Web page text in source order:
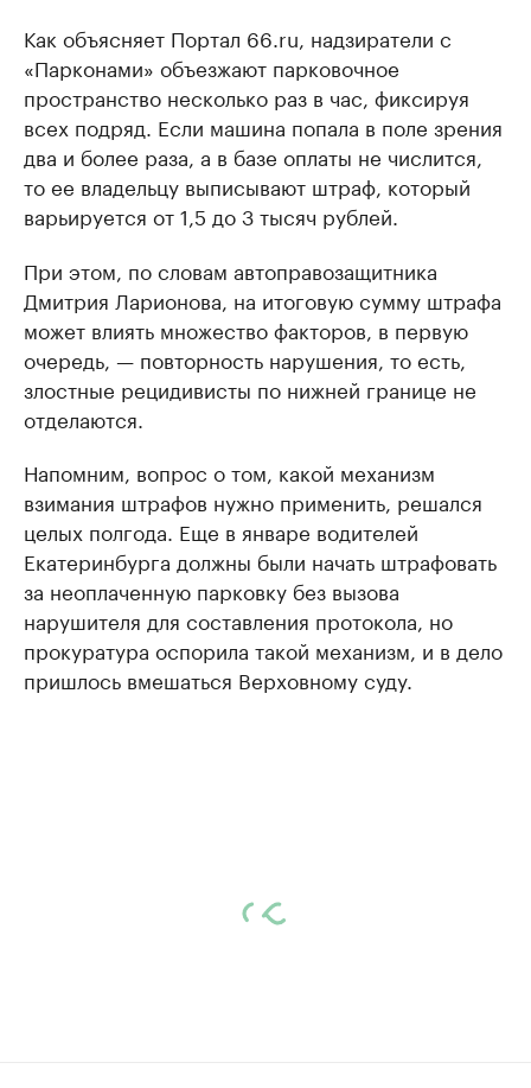
Как объясняет Портал 66.ru, надзиратели с
«Парконами» объезжают парковочное
пространство несколько раз в час, фиксируя
всех подряд. Если машина попала в поле зрения
два и более раза, а в базе оплаты не числится,
то ее владельцу выписывают штраф, который
варьируется от 1,5 до 3 тысяч рублей.
При этом, по словам автоправозащитника
Дмитрия Ларионова, на итоговую сумму штрафа
может влиять множество факторов, в первую
очередь, — повторность нарушения, то есть,
злостные рецидивисты по нижней границе не
отделаются.
Напомним, вопрос о том, какой механизм
взимания штрафов нужно применить, решался
целых полгода. Еще в январе водителей
Екатеринбурга должны были начать штрафовать
за неоплаченную парковку без вызова
нарушителя для составления протокола, но
прокуратура оспорила такой механизм, и в дело
пришлось вмешаться Верховному суду.